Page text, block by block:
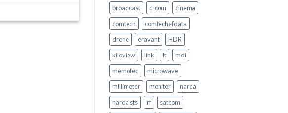
Sicurezza
nel
trasporto
pubblico
–
Video
Intervento
broadcast
c-com
cinema
comtech
comtechefdata
drone
eravant
HDR
kiloview
link lt
mdi
memotec
microwave
millimeter
monitor
narda
narda sts
rf
satcom